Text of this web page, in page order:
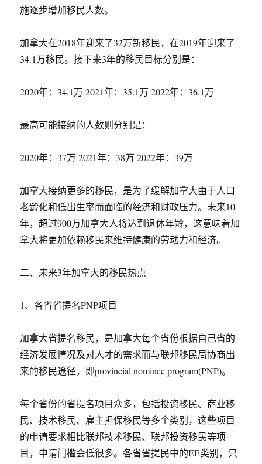
施逐步增加移民人数。
加拿大在2018年迎来了32万新移民，在2019年迎来了
34.1万移民。接下来3年的移民目标分别是：
2020年：34.1万 2021年：35.1万 2022年：36.1万
最高可能接纳的人数则分别是：
2020年：37万 2021年：38万 2022年：39万
加拿大接纳更多的移民，是为了缓解加拿大由于人口
老龄化和低出生率而面临的经济和财政压力。未来10
年，超过900万加拿大人将达到退休年龄，这意味着加
拿大将更加依赖移民来维持健康的劳动力和经济。
二、未来3年加拿大的移民热点
1、各省省提名PNP项目
加拿大省提名移民，是加拿大每个省份根据自己省的
经济发展情况及对人才的需求而与联邦移民局协商出
来的移民途径，即provincial nominee program(PNP)。
每个省份的省提名项目众多，包括投资移民、商业移
民、技术移民、雇主担保移民等多个类别，这些项目
的申请要求相比联邦技术移民、联邦投资移民等项
目，申请门槛会低很多。各省省提民中的EE类别，只